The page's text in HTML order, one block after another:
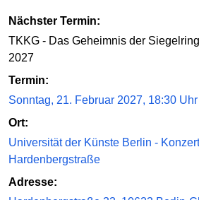
Nächster Termin:
TKKG - Das Geheimnis der
2027
Termin:
Sonntag, 21. Februar 2027, 18:30 Uhr
Ort:
Universität der Künste Berlin -
Hardenbergstraße
Adresse: